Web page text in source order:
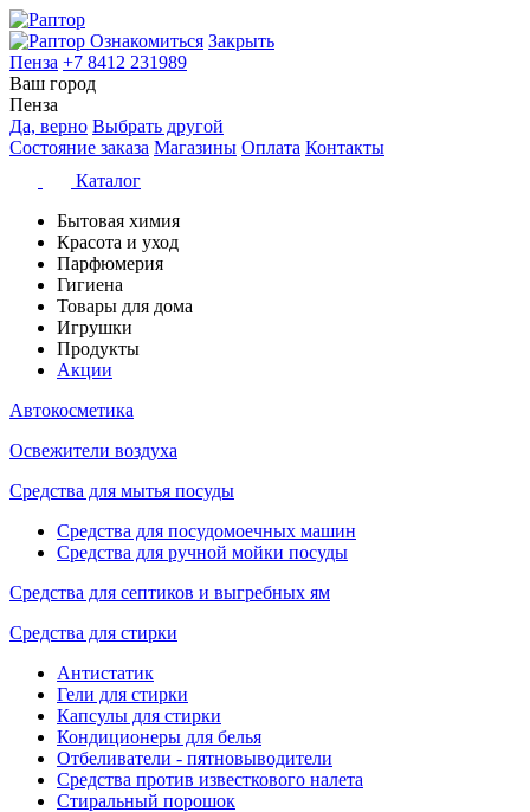
Ознакомиться Закрыть
Пенза +7 8412 231989
Ваш город
Пенза
Да, верно Выбрать другой
Состояние заказа Магазины Оплата Контакты
Каталог
Бытовая химия
Красота и уход
Парфюмерия
Гигиена
Товары для дома
Игрушки
Продукты
Акции
Автокосметика
Освежители воздуха
Средства для мытья посуды
Средства для посудомоечных машин
Средства для ручной мойки посуды
Средства для септиков и выгребных ям
Средства для стирки
Антистатик
Гели для стирки
Капсулы для стирки
Кондиционеры для белья
Отбеливатели - пятновыводители
Средства против известкового налета
Стиральный порошок